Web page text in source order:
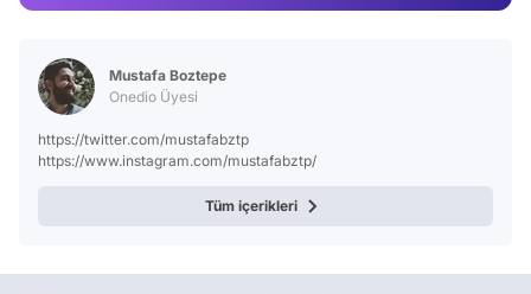
Mustafa Boztepe
Onedio Üyesi
https://twitter.com/mustafabztp
https://www.instagram.com/mustafabztp/
Tüm içerikleri